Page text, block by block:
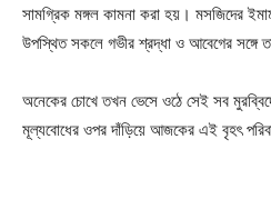
সামগ্রিক মঙ্গল কামনা করা হয়। মসজিদের
উপস্থিত সকলে গভীর শ্রদ্ধা ও আবেগের সঙ্গে
অনেকের চোখে তখন ভেসে ওঠে সেই সব
মূল্যবোধের ওপর দাঁড়িয়ে আজকের এই বৃহৎ